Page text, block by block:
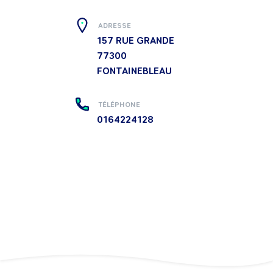
ADRESSE
157 RUE GRANDE
77300
FONTAINEBLEAU
TÉLÉPHONE
0164224128